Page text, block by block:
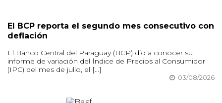
El BCP reporta el segundo mes consecutivo con
deflación
El Banco Central del Paraguay (BCP) dio a conocer su
informe de variación del Índice de Precios al Consumidor
(IPC) del mes de julio, el [...]
03/08/2026